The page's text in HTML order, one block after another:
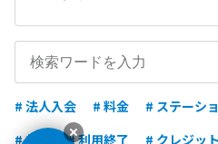
# 法人入会 # 料金 # ステーシ
# 施錠
# 利用終了 # クレジッ